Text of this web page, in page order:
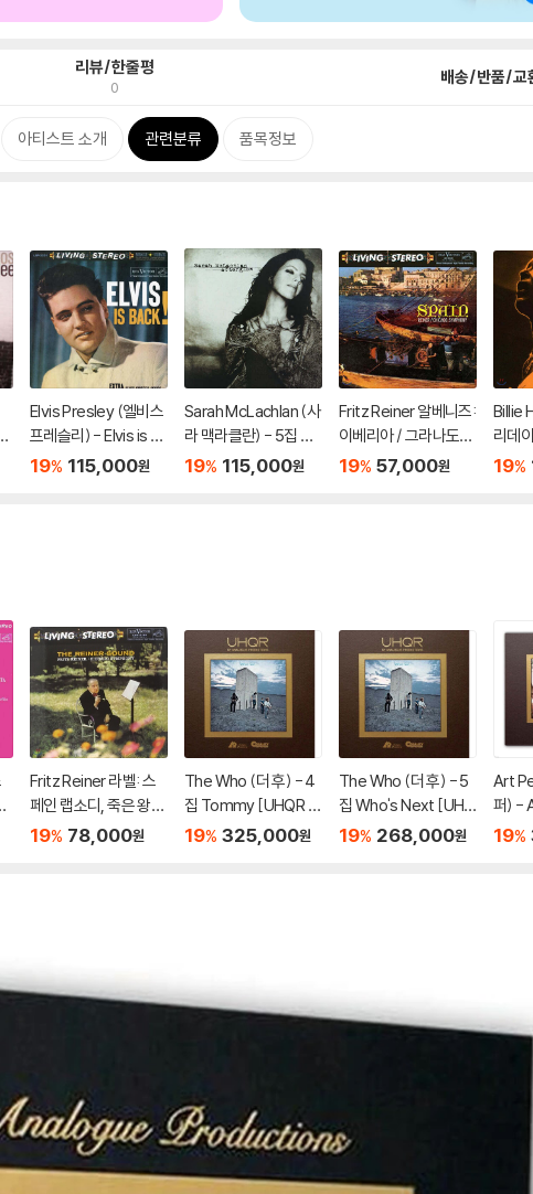
리뷰/한줄평
0 배송/반품/교
아티스트 소개 관련분류 품목정보
Elvis Presley (엘비스
프레슬리) - Elvis is Ba
ck! [2LP]
19% 115,000원
Sarah McLachlan (사
라 맥라클란) - 5집 Af
terglow [2LP]
19% 115,000원
Fritz Reiner 알베니즈:
이베리아 / 그라나도
스: 고예스카스 (Spai
19% 57,000원
Billie
리데
19%
Fritz Reiner 라벨: 스
페인 랩소디, 죽은 왕녀
를 위한 파반느 / 라흐
19% 78,000원
The Who (더 후) - 4
집 Tommy [UHQR 2
LP]
19% 325,000원
The Who (더 후) - 5
집 Who's Next [UHQ
R LP]
19% 268,000원
Art
퍼) -
ets
19%